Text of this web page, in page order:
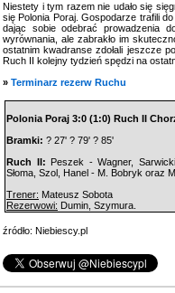
Niestety i tym razem nie udało się
się Polonia Poraj. Gospodarze trafili
dając sobie odebrać prowadzenia
wyrównania, ale zabrakło im
ostatnim kwadranse zdołali jeszcze
Ruch II kolejny tydzień spędzi na
» Terminarz rezerw Ruchu
Polonia Poraj 3:0 (1:0) Ruch II
Bramki: ? 27' ? 79' ? 85'
Ruch II: Peszek - Wagner,
Słoma, Szol, Hanel - M. Bobryk oraz
Trener: Mateusz Sobota
Rezerwowi: Dumin, Szymura.
źródło: Niebiescy.pl